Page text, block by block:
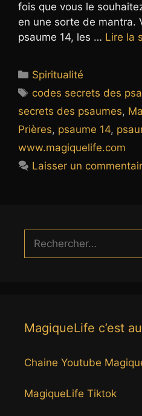
fois que vous le
en une sorte de mantra.
psaume 14, les … Lire la
Catégories
Spiritualité
Étiquettes
codes secrets des
secrets des psaumes,
Prières, psaume 14,
www.magiquelife.com
Laisser un
Rechercher :
MagiqueLife c’est
Chaine Youtube
MagiqueLife Tiktok